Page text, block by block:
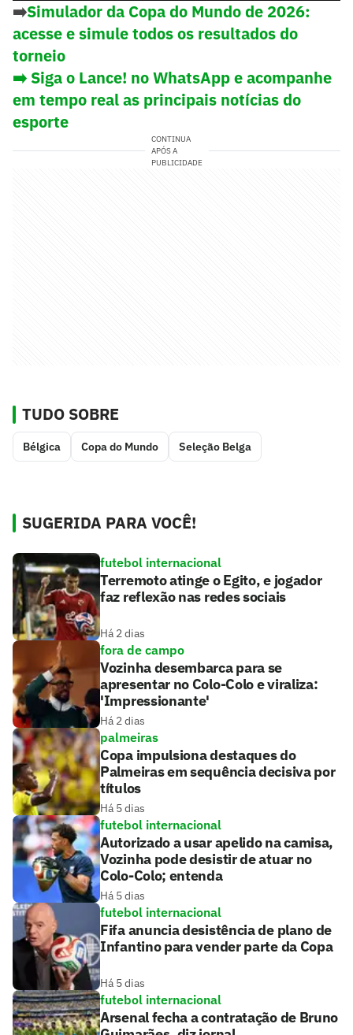
➡️Simulador da Copa do Mundo de 2026:
acesse e simule todos os resultados do
torneio
➡️ Siga o Lance! no WhatsApp e acompanhe
em tempo real as principais notícias do
esporte
CONTINUA
APÓS A
PUBLICIDADE
TUDO SOBRE
Bélgica Copa do Mundo Seleção Belga
SUGERIDA PARA VOCÊ!
futebol internacional
Terremoto atinge o Egito, e jogador
faz reflexão nas redes sociais
Há 2 dias
fora de campo
Vozinha desembarca para se
apresentar no Colo-Colo e viraliza:
'Impressionante'
Há 2 dias
palmeiras
Copa impulsiona destaques do
Palmeiras em sequência decisiva por
títulos
Há 5 dias
futebol internacional
Autorizado a usar apelido na camisa,
Vozinha pode desistir de atuar no
Colo-Colo; entenda
Há 5 dias
futebol internacional
Fifa anuncia desistência de plano de
Infantino para vender parte da Copa
Há 5 dias
futebol internacional
Arsenal fecha a contratação de Bruno